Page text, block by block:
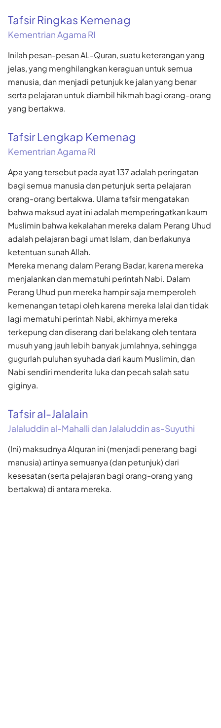
Tafsir Ringkas Kemenag
Kementrian Agama RI
Inilah pesan-pesan AL-Quran, suatu keterangan yang
jelas, yang menghilangkan keraguan untuk semua
manusia, dan menjadi petunjuk ke jalan yang benar
serta pelajaran untuk diambil hikmah bagi orang-orang
yang bertakwa.
Tafsir Lengkap Kemenag
Kementrian Agama RI
Apa yang tersebut pada ayat 137 adalah peringatan
bagi semua manusia dan petunjuk serta pelajaran
orang-orang bertakwa. Ulama tafsir mengatakan
bahwa maksud ayat ini adalah memperingatkan kaum
Muslimin bahwa kekalahan mereka dalam Perang Uhud
adalah pelajaran bagi umat Islam, dan berlakunya
ketentuan sunah Allah.
Mereka menang dalam Perang Badar, karena mereka
menjalankan dan mematuhi perintah Nabi. Dalam
Perang Uhud pun mereka hampir saja memperoleh
kemenangan tetapi oleh karena mereka lalai dan tidak
lagi mematuhi perintah Nabi, akhirnya mereka
terkepung dan diserang dari belakang oleh tentara
musuh yang jauh lebih banyak jumlahnya, sehingga
gugurlah puluhan syuhada dari kaum Muslimin, dan
Nabi sendiri menderita luka dan pecah salah satu
giginya.
Tafsir al-Jalalain
Jalaluddin al-Mahalli dan Jalaluddin as-Suyuthi
(Ini) maksudnya Alquran ini (menjadi penerang bagi
manusia) artinya semuanya (dan petunjuk) dari
kesesatan (serta pelajaran bagi orang-orang yang
bertakwa) di antara mereka.